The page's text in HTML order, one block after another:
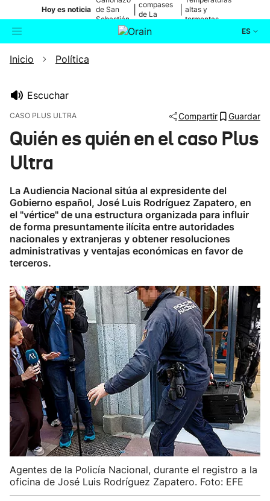
Hoy es noticia de San
Sebastián
compases
de La
altas y
tormentas
ES
Buscador
Eguraldia
Inicio Política
Escuchar
CASO PLUS ULTRA Compartir Guardar
Quién es quién en el caso Plus
Ultra
La Audiencia Nacional sitúa al expresidente del
Gobierno español, José Luis Rodríguez Zapatero, en
el "vértice" de una estructura organizada para influir
de forma presuntamente ilícita entre autoridades
nacionales y extranjeras y obtener resoluciones
administrativas y ventajas económicas en favor de
terceros.
Agentes de la Policía Nacional, durante el registro a la
oficina de José Luis Rodríguez Zapatero. Foto: EFE